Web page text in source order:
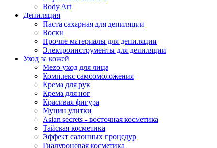
Body Art
Депиляция
Паста сахарная для депиляции
Воски
Прочие материалы для депиляции
Электроинструменты для депиляции
Уход за кожей
Mezo-уход для лица
Комплекс самоомоложения
Крема для рук
Крема для ног
Красивая фигура
Муцин улитки
Asian seсrets - восточная косметика
Тайская косметика
Эффект салонных процедур
Гиалуроновая косметика